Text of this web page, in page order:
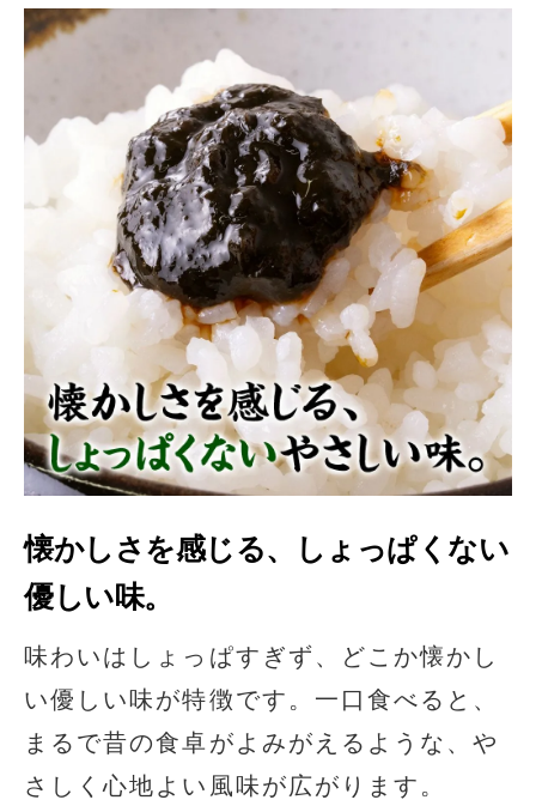
懐かしさを感じる、しょっぱくない
優しい味。
味わいはしょっぱすぎず、どこか懐かし
い優しい味が特徴です。一口食べると、
まるで昔の食卓がよみがえるような、や
さしく心地よい風味が広がります。